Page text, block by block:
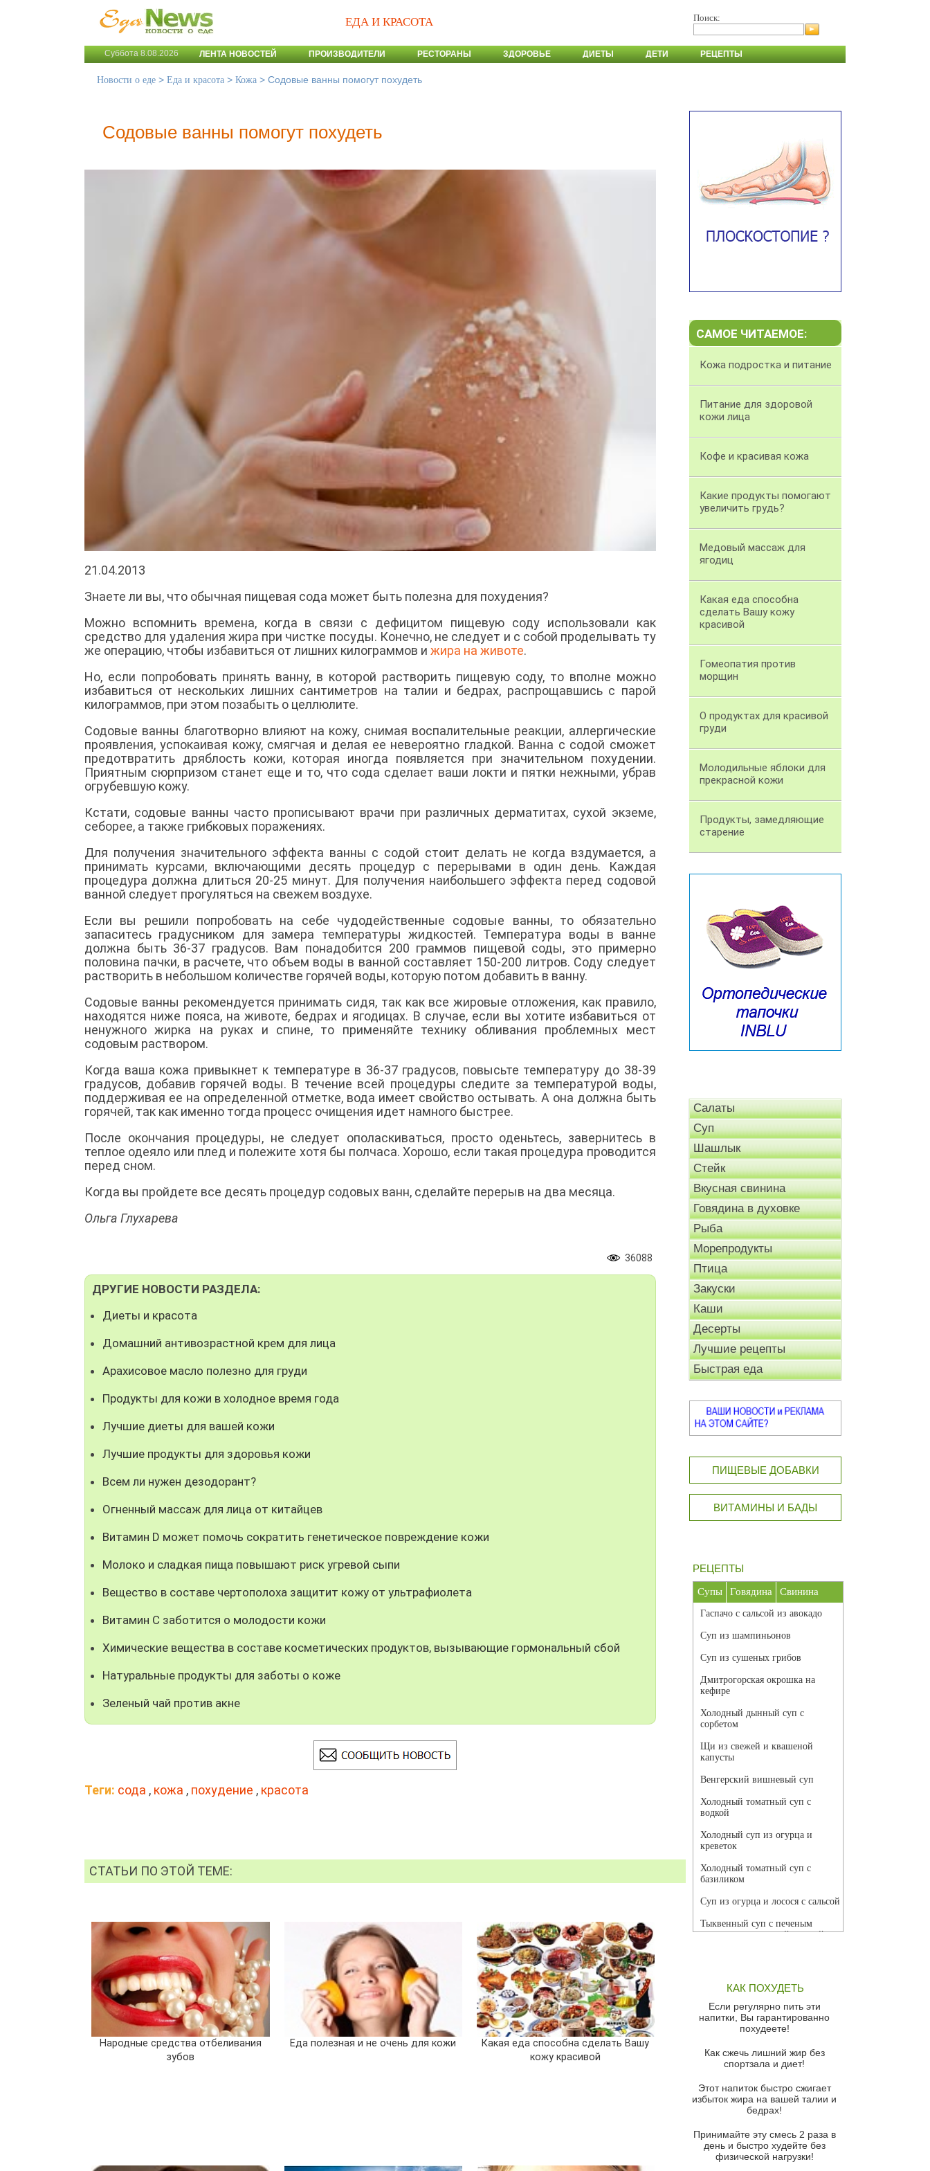
ЕДА И КРАСОТА Поиск:
Суббота 8.08.2026 ЛЕНТА НОВОСТЕЙ ПРОИЗВОДИТЕЛИ РЕСТОРАНЫ ЗДОРОВЬЕ ДИЕТЫ ДЕТИ РЕЦЕПТЫ
Новости о еде > Еда и красота > Кожа > Содовые ванны помогут похудеть
Содовые ванны помогут похудеть
21.04.2013
Знаете ли вы, что обычная пищевая сода может быть полезна для похудения?
Можно вспомнить времена, когда в связи с дефицитом пищевую соду использовали как
средство для удаления жира при чистке посуды. Конечно, не следует и с собой проделывать ту
же операцию, чтобы избавиться от лишних килограммов и жира на животе.
Но, если попробовать принять ванну, в которой растворить пищевую соду, то вполне можно
избавиться от нескольких лишних сантиметров на талии и бедрах, распрощавшись с парой
килограммов, при этом позабыть о целлюлите.
Содовые ванны благотворно влияют на кожу, снимая воспалительные реакции, аллергические
проявления, успокаивая кожу, смягчая и делая ее невероятно гладкой. Ванна с содой сможет
предотвратить дряблость кожи, которая иногда появляется при значительном похудении.
Приятным сюрпризом станет еще и то, что сода сделает ваши локти и пятки нежными, убрав
огрубевшую кожу.
Кстати, содовые ванны часто прописывают врачи при различных дерматитах, сухой экземе,
себорее, а также грибковых поражениях.
Для получения значительного эффекта ванны с содой стоит делать не когда вздумается, а
принимать курсами, включающими десять процедур с перерывами в один день. Каждая
процедура должна длиться 20-25 минут. Для получения наибольшего эффекта перед содовой
ванной следует прогуляться на свежем воздухе.
Если вы решили попробовать на себе чудодейственные содовые ванны, то обязательно
запаситесь градусником для замера температуры жидкостей. Температура воды в ванне
должна быть 36-37 градусов. Вам понадобится 200 граммов пищевой соды, это примерно
половина пачки, в расчете, что объем воды в ванной составляет 150-200 литров. Соду следует
растворить в небольшом количестве горячей воды, которую потом добавить в ванну.
Содовые ванны рекомендуется принимать сидя, так как все жировые отложения, как правило,
находятся ниже пояса, на животе, бедрах и ягодицах. В случае, если вы хотите избавиться от
ненужного жирка на руках и спине, то применяйте технику обливания проблемных мест
содовым раствором.
Когда ваша кожа привыкнет к температуре в 36-37 градусов, повысьте температуру до 38-39
градусов, добавив горячей воды. В течение всей процедуры следите за температурой воды,
поддерживая ее на определенной отметке, вода имеет свойство остывать. А она должна быть
горячей, так как именно тогда процесс очищения идет намного быстрее.
После окончания процедуры, не следует ополаскиваться, просто оденьтесь, завернитесь в
теплое одеяло или плед и полежите хотя бы полчаса. Хорошо, если такая процедура проводится
перед сном.
Когда вы пройдете все десять процедур содовых ванн, сделайте перерыв на два месяца.
Ольга Глухарева
36088
ДРУГИЕ НОВОСТИ РАЗДЕЛА:
Диеты и красота
Домашний антивозрастной крем для лица
Арахисовое масло полезно для груди
Продукты для кожи в холодное время года
Лучшие диеты для вашей кожи
Лучшие продукты для здоровья кожи
Всем ли нужен дезодорант?
Огненный массаж для лица от китайцев
Витамин D может помочь сократить генетическое повреждение кожи
Молоко и сладкая пища повышают риск угревой сыпи
Вещество в составе чертополоха защитит кожу от ультрафиолета
Витамин С заботится о молодости кожи
Химические вещества в составе косметических продуктов, вызывающие гормональный сбой
Натуральные продукты для заботы о коже
Зеленый чай против акне
Теги: сода , кожа , похудение , красота
СТАТЬИ ПО ЭТОЙ ТЕМЕ:
Народные средства отбеливания
зубов
Еда полезная и не очень для кожи
Какая еда способна сделать Вашу
кожу красивой
САМОЕ ЧИТАЕМОЕ:
Кожа подростка и питание
Питание для здоровой
кожи лица
Кофе и красивая кожа
Какие продукты помогают
увеличить грудь?
Медовый массаж для
ягодиц
Какая еда способна
сделать Вашу кожу
красивой
Гомеопатия против
морщин
О продуктах для красивой
груди
Молодильные яблоки для
прекрасной кожи
Продукты, замедляющие
старение
Салаты
Суп
Шашлык
Стейк
Вкусная свинина
Говядина в духовке
Рыба
Морепродукты
Птица
Закуски
Каши
Десерты
Лучшие рецепты
Быстрая еда
ПИЩЕВЫЕ ДОБАВКИ
ВИТАМИНЫ И БАДЫ
РЕЦЕПТЫ
Супы Говядина Свинина
Гаспачо с сальсой из авокадо
Суп из шампиньонов
Суп из сушеных грибов
Дмитрогорская окрошка на
кефире
Холодный дынный суп с
сорбетом
Щи из свежей и квашеной
капусты
Венгерский вишневый суп
Холодный томатный суп с
водкой
Холодный суп из огурца и
креветок
Холодный томатный суп с
базиликом
Суп из огурца и лосося с сальсой
Тыквенный суп с печеным
чесноком и томатной сальсой
красного перца
Парижский луковый суп
Суп из спаржи и горошка с
Суп-крем из цветной капусты
Французский луковый суп
Суп из баклажанов с моцареллой
Грибной крем-суп с кростини с
козьим сыром
КАК ПОХУДЕТЬ
Если регулярно пить эти
напитки, Вы гарантированно
похудеете!
Как сжечь лишний жир без
спортзала и диет!
Этот напиток быстро сжигает
избыток жира на вашей талии и
бедрах!
Принимайте эту смесь 2 раза в
день и быстро худейте без
физической нагрузки!